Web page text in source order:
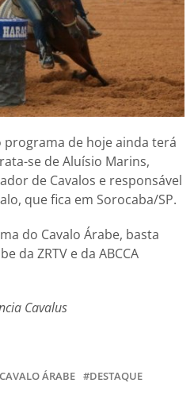
de hoje ainda terá
se de Aluísio Marins,
de Cavalos e responsável
que fica em Sorocaba/SP.
do Cavalo Árabe, basta
da ZRTV e da ABCCA
Cavalus
CAVALO ÁRABE
DESTAQUE